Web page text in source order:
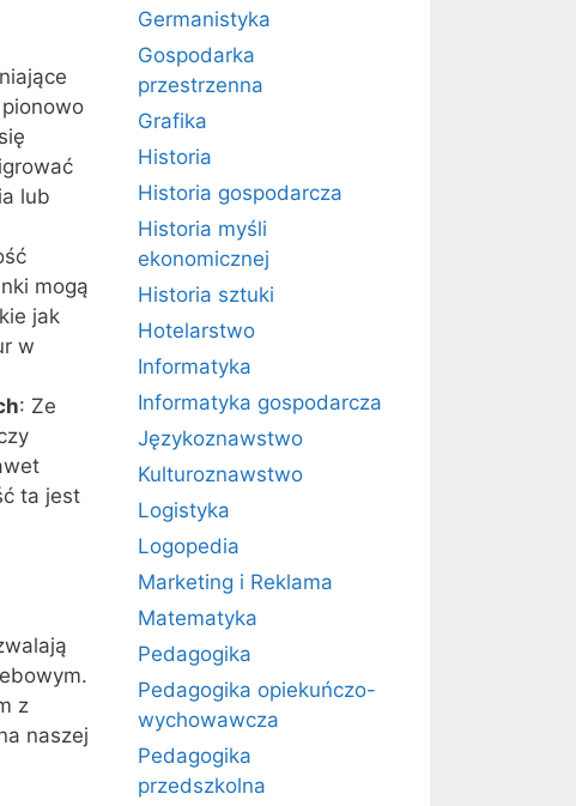
lub
mogą
jak
w
: Ze
ta jest
z
naszej
Germanistyka
Gospodarka
przestrzenna
Grafika
Historia
Historia gospodarcza
Historia myśli
ekonomicznej
Historia sztuki
Hotelarstwo
Informatyka
Informatyka gospodarcza
Językoznawstwo
Kulturoznawstwo
Logistyka
Logopedia
Marketing i Reklama
Matematyka
Pedagogika
Pedagogika opiekuńczo-
wychowawcza
Pedagogika
przedszkolna